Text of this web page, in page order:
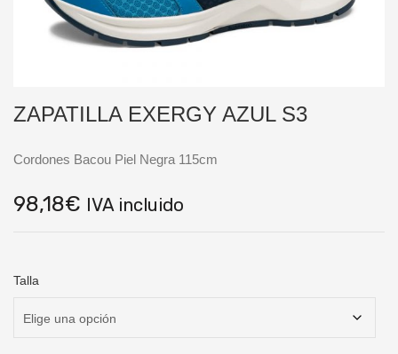
ZAPATILLA EXERGY AZUL S3
Cordones Bacou Piel Negra 115cm
98,18€ IVA incluido
Talla